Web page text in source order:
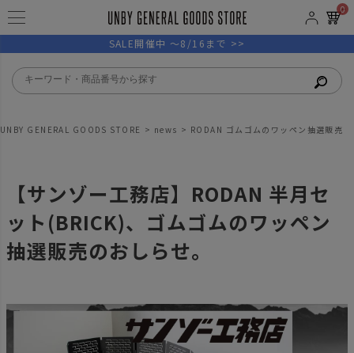
0
SALE開催中 ～8/16まで >>
UNBY GENERAL GOODS STORE news RODAN ゴムゴムのワッペン抽選販売
【サンゾー工務店】RODAN 半月セ
ット(BRICK)、ゴムゴムのワッペン
抽選販売のおしらせ。